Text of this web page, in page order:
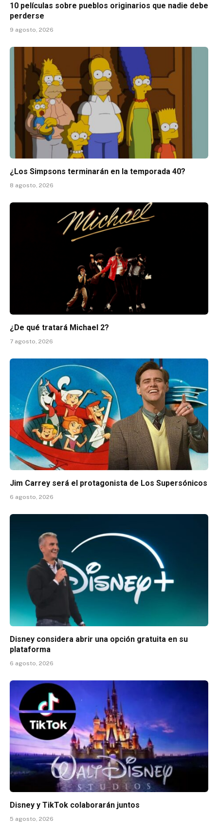
10 películas sobre pueblos originarios que nadie debe
perderse
9 agosto, 2026
¿Los Simpsons terminarán en la temporada 40?
8 agosto, 2026
¿De qué tratará Michael 2?
7 agosto, 2026
Jim Carrey será el protagonista de Los Supersónicos
6 agosto, 2026
Disney considera abrir una opción gratuita en su
plataforma
6 agosto, 2026
Disney y TikTok colaborarán juntos
5 agosto, 2026